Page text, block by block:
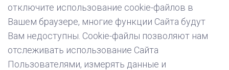
отключите использование cookie-файлов в
Вашем браузере, многие функции Сайта будут
Вам недоступны. Cookie-файлы позволяют нам
отслеживать использование Сайта
Пользователями, измерять данные и